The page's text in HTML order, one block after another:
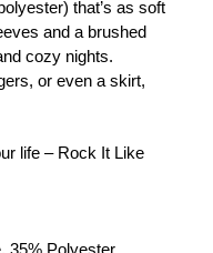
that’s as soft
and a brushed
cozy nights.
or even a skirt,
life – Rock It Like